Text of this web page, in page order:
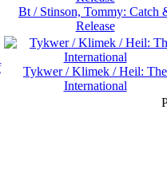
Bt / Stinson, Tommy: Catch
Release
Tykwer / Klimek / Heil: The
International